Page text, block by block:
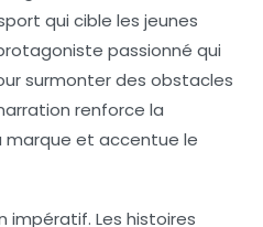
qui cible les jeunes
passionné qui
surmonter des obstacles
renforce la
marque et accentue le
impératif. Les histoires